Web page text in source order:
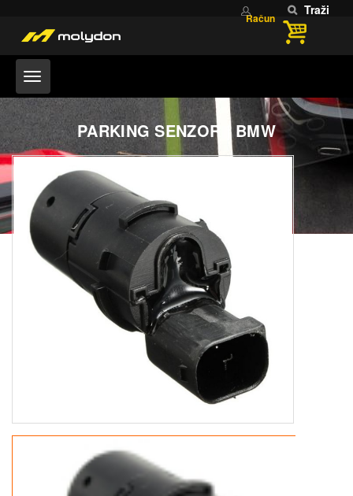
Račun
Traži
PARKING SENZOR | BMW
Home
PARKING SENZOR | BMW